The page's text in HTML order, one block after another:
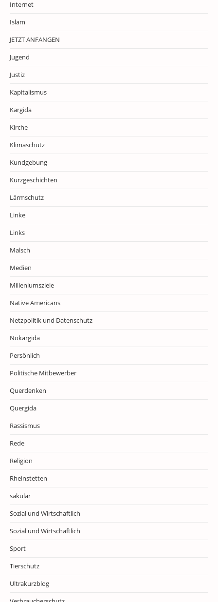
Internet
Islam
JETZT ANFANGEN
Jugend
Justiz
Kapitalismus
Kargida
Kirche
Klimaschutz
Kundgebung
Kurzgeschichten
Lärmschutz
Linke
Links
Malsch
Medien
Milleniumsziele
Native Americans
Netzpolitik und Datenschutz
Nokargida
Persönlich
Politische Mitbewerber
Querdenken
Quergida
Rassismus
Rede
Religion
Rheinstetten
säkular
Sozial und Wirtschaftlich
Sozial und Wirtschaftlich
Sport
Tierschutz
Ultrakurzblog